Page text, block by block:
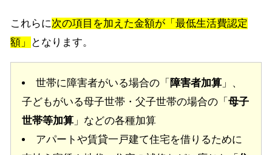
これらに次の項目を加えた金額が「最低生活費認定
額」
となります。
世帯に障害者がいる場合の「 障害者加算」、
子どもがいる母子世帯・父子世帯の場合の「 母子
世帯等加算」などの各種加算
アパートや賃貸一戸建て住宅を借りるために